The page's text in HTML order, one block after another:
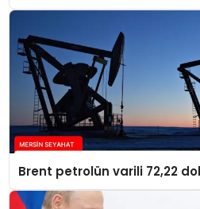
Brent petrolün varili 72,22